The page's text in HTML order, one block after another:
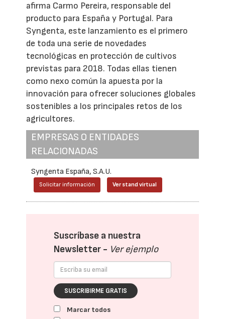
afirma Carmo Pereira, responsable del
producto para España y Portugal. Para
Syngenta, este lanzamiento es el primero
de toda una serie de novedades
tecnológicas en protección de cultivos
previstas para 2018. Todas ellas tienen
como nexo común la apuesta por la
innovación para ofrecer soluciones globales
sostenibles a los principales retos de los
agricultores.
EMPRESAS O ENTIDADES
RELACIONADAS
Syngenta España, S.A.U.
Solicitar información Ver stand virtual
Suscríbase a nuestra
Newsletter - Ver ejemplo
SUSCRIBIRME GRATIS
Marcar todos